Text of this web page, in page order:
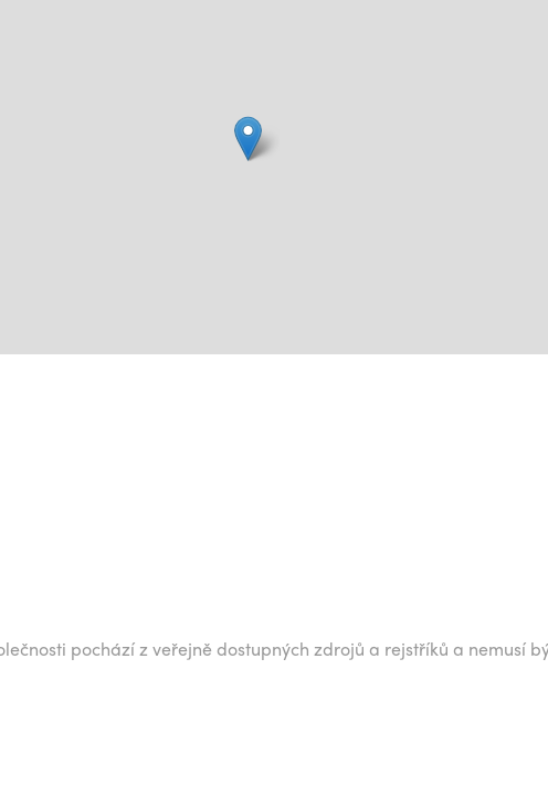
pochází z veřejně dostupných zdrojů a rejstříků a nemusí